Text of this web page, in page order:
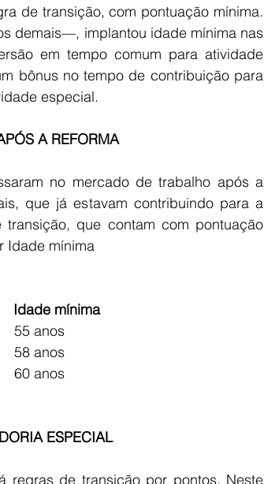
de transição, com pontuação mínima.
demais—, implantou idade mínima nas
em tempo comum para atividade
bônus no tempo de contribuição para
especial.
A REFORMA
que já estavam contribuindo para a
que contam com pontuação
Idade mínima
Idade mínima
55 anos
58 anos
60 anos
ESPECIAL
regras de transição por pontos. Neste